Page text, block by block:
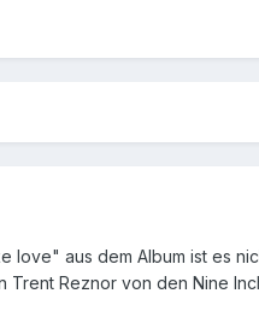
love" aus dem Album ist es
Reznor von den Nine